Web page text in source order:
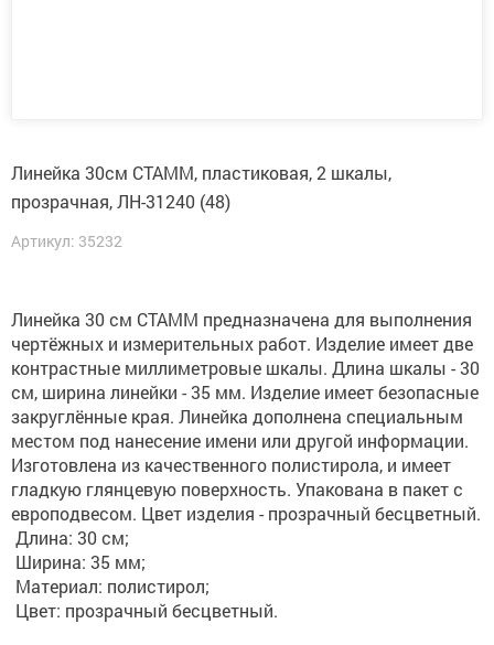
Линейка 30см СТАММ, пластиковая, 2 шкалы,
прозрачная, ЛН-31240 (48)
Артикул: 35232
Линейка 30 см СТАММ предназначена для выполнения
чертёжных и измерительных работ. Изделие имеет две
контрастные миллиметровые шкалы. Длина шкалы - 30
см, ширина линейки - 35 мм. Изделие имеет безопасные
закруглённые края. Линейка дополнена специальным
местом под нанесение имени или другой информации.
Изготовлена из качественного полистирола, и имеет
гладкую глянцевую поверхность. Упакована в пакет с
европодвесом. Цвет изделия - прозрачный бесцветный.
Длина: 30 см;
Ширина: 35 мм;
Материал: полистирол;
Цвет: прозрачный бесцветный.